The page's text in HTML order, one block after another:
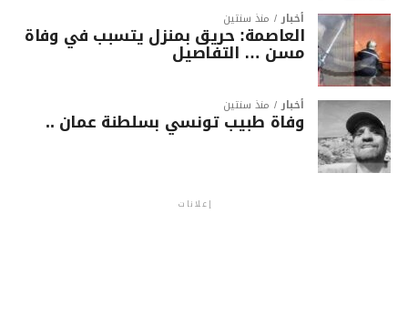
أخبار منذ سنتين
العاصمة: حريق بمنزل يتسبب في وفاة
مسن … التفاصيل
أخبار منذ سنتين
وفاة طبيب تونسي بسلطنة عمان ..
إعلانات